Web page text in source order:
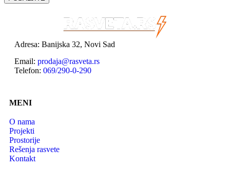
Adresa: Banijska 32, Novi Sad
Email: prodaja@rasveta.rs
Telefon: 069/290-0-290
MENI
O nama
Projekti
Prostorije
Rešenja rasvete
Kontakt